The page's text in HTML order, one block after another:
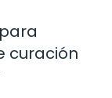
curación